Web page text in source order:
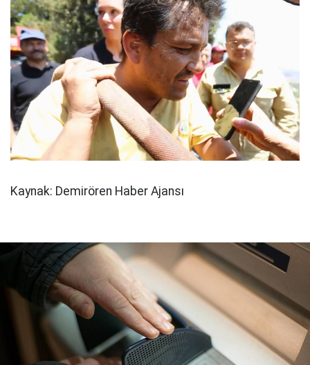
Kaynak: Demirören Haber Ajansı